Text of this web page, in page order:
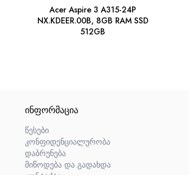
Acer Aspire 3 A315-24P
NX.KDEER.00B, 8GB RAM SSD
512GB
ᲘᲜᲤᲝᲠᲛᲐᲪᲘᲐ
წესები
კონფიდენციალურობა
დაბრუნება
მიწოდება და გადახდა